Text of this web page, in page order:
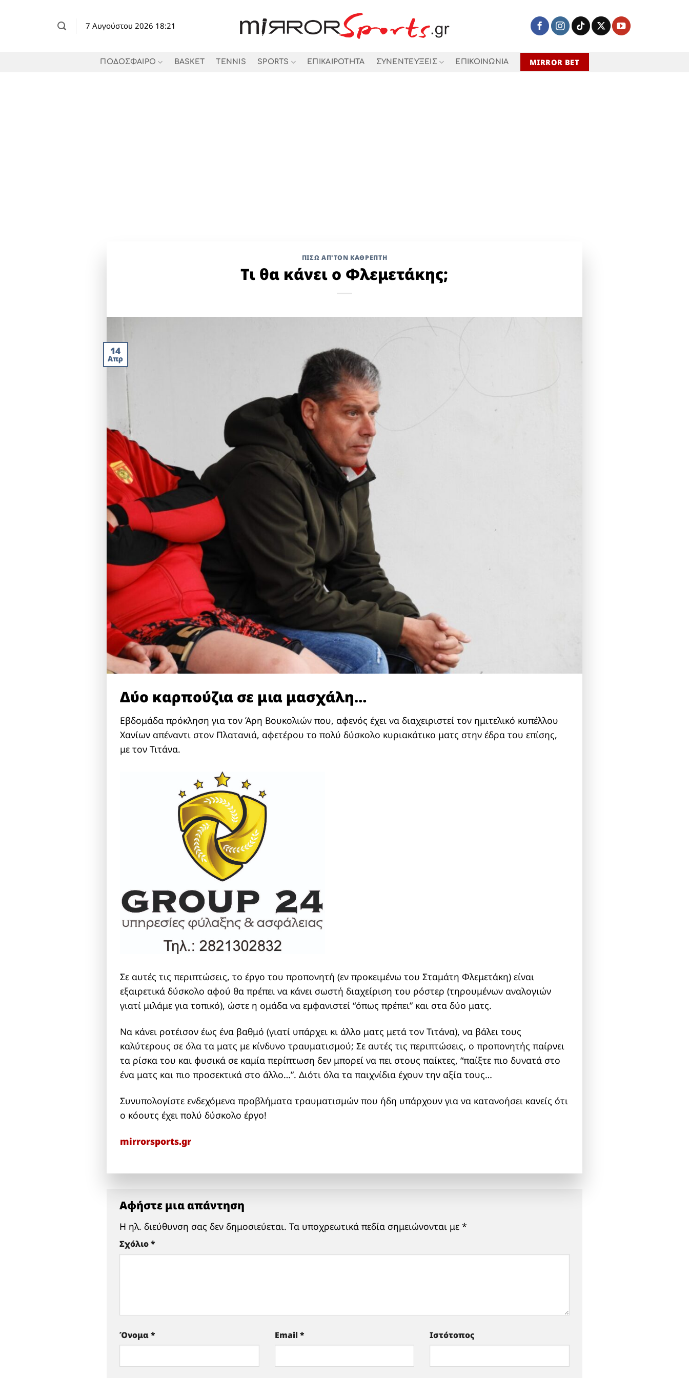
7 Αυγούστου 2026 18:21
ΠΟΔΟΣΦΑΙΡΟ BASKET TENNIS SPORTS ΕΠΙΚΑΙΡΟΤΗΤΑ ΣΥΝΕΝΤΕΥΞΕΙΣ ΕΠΙΚΟΙΝΩΝΙΑ MIRROR BET
ΠΙΣΩ ΑΠ'ΤΟΝ ΚΑΘΡΕΠΤΗ
Τι θα κάνει ο Φλεμετάκης;
14
Απρ
Δύο καρπούζια σε μια μασχάλη…
Εβδομάδα πρόκληση για τον Άρη Βουκολιών που, αφενός έχει να διαχειριστεί τον ημιτελικό κυπέλλου
Χανίων απέναντι στον Πλατανιά, αφετέρου το πολύ δύσκολο κυριακάτικο ματς στην έδρα του επίσης,
με τον Τιτάνα.
Σε αυτές τις περιπτώσεις, το έργο του προπονητή (εν προκειμένω του Σταμάτη Φλεμετάκη) είναι
εξαιρετικά δύσκολο αφού θα πρέπει να κάνει σωστή διαχείριση του ρόστερ (τηρουμένων αναλογιών
γιατί μιλάμε για τοπικό), ώστε η ομάδα να εμφανιστεί “όπως πρέπει” και στα δύο ματς.
Να κάνει ροτέισον έως ένα βαθμό (γιατί υπάρχει κι άλλο ματς μετά τον Τιτάνα), να βάλει τους
καλύτερους σε όλα τα ματς με κίνδυνο τραυματισμού; Σε αυτές τις περιπτώσεις, ο προπονητής παίρνει
τα ρίσκα του και φυσικά σε καμία περίπτωση δεν μπορεί να πει στους παίκτες, “παίξτε πιο δυνατά στο
ένα ματς και πιο προσεκτικά στο άλλο…”. Διότι όλα τα παιχνίδια έχουν την αξία τους…
Συνυπολογίστε ενδεχόμενα προβλήματα τραυματισμών που ήδη υπάρχουν για να κατανοήσει κανείς ότι
ο κόουτς έχει πολύ δύσκολο έργο!
mirrorsports.gr
Αφήστε μια απάντηση
Η ηλ. διεύθυνση σας δεν δημοσιεύεται. Τα υποχρεωτικά πεδία σημειώνονται με *
Σχόλιο*
Όνομα* Email * Ιστότοπος